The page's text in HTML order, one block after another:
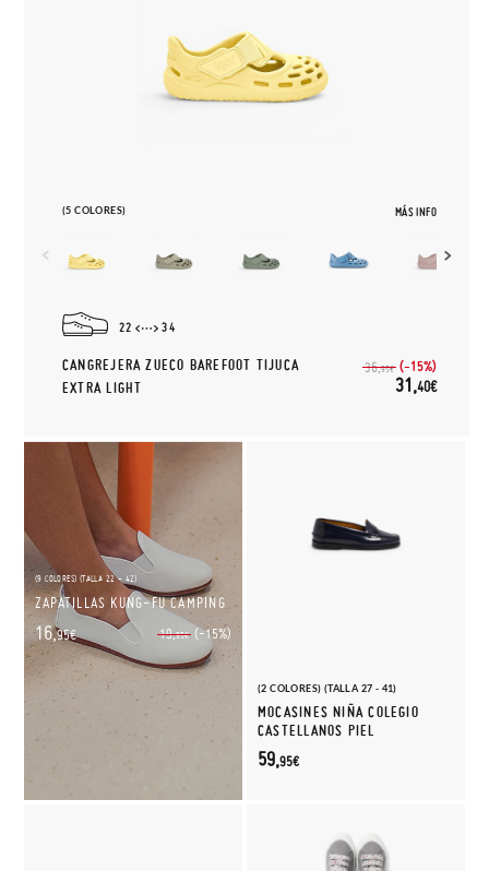
(5 COLORES) MÁS INFO
22 34
CANGREJERA ZUECO BAREFOOT TIJUCA
EXTRA LIGHT
36,95€ (-15%)
31,40€
(9 COLORES) (TALLA 22 - 42)
ZAPATILLAS KUNG-FU CAMPING
19,95€ (-15%)
16,95€
(2 COLORES) (TALLA 27 - 41)
MOCASINES NIÑA COLEGIO
CASTELLANOS PIEL
59,95€